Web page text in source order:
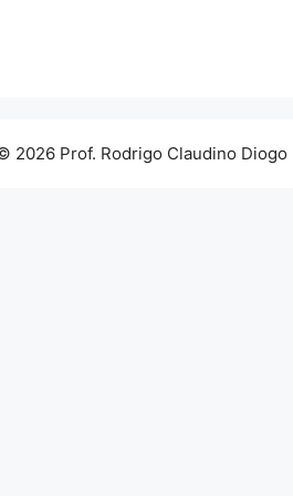
2026 Prof. Rodrigo Claudino Diogo